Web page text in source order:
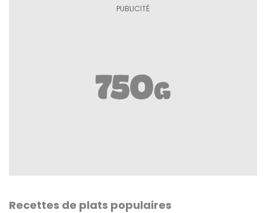
Recettes de plats populaires